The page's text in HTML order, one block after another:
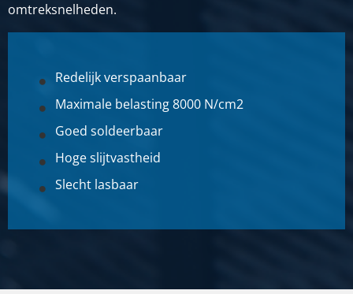
omtreksnelheden.
Redelijk verspaanbaar
Maximale belasting 8000 N/cm2
Goed soldeerbaar
Hoge slijtvastheid
Slecht lasbaar